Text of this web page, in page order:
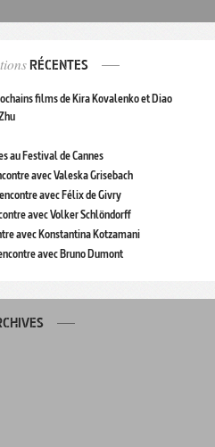
RÉCENTES
films de Kira Kovalenko et Diao
au Festival de Cannes
avec Valeska Grisebach
avec Félix de Givry
avec Volker Schlöndorff
avec Konstantina Kotzamani
avec Bruno Dumont